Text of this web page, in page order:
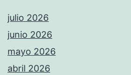
julio 2026
junio 2026
mayo 2026
abril 2026